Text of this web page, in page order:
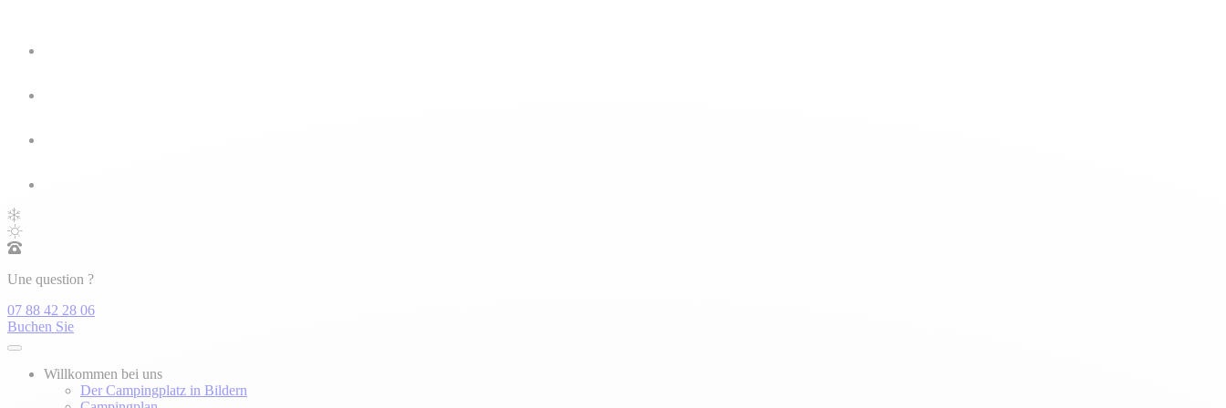
Une question ?
07 88 42 28 06
Buchen Sie
Willkommen bei uns
Der Campingplatz in Bildern